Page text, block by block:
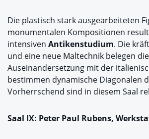
Die plastisch stark ausgearbeiteten
monumentalen Kompositionen
intensiven Antikenstudium. Die
und eine neue Maltechnik belegen die
Auseinandersetzung mit der
bestimmen dynamische Diagonalen
Vorherrschend sind in diesem Saal
Saal IX: Peter Paul Rubens,